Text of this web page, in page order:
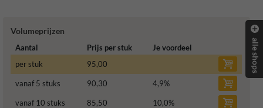
Volumeprijzen
Aantal Prijs per stuk
Je voordeel
per stuk
95,00
vanaf 5 stuks 90,30 4,9%
vanaf 10 stuks 85,50 10,0%
alle shops